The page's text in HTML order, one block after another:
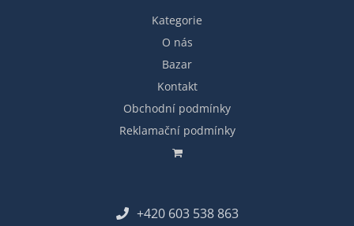
Kategorie
O nás
Bazar
Kontakt
Obchodní podmínky
Reklamační podmínky
+420 603 538 863